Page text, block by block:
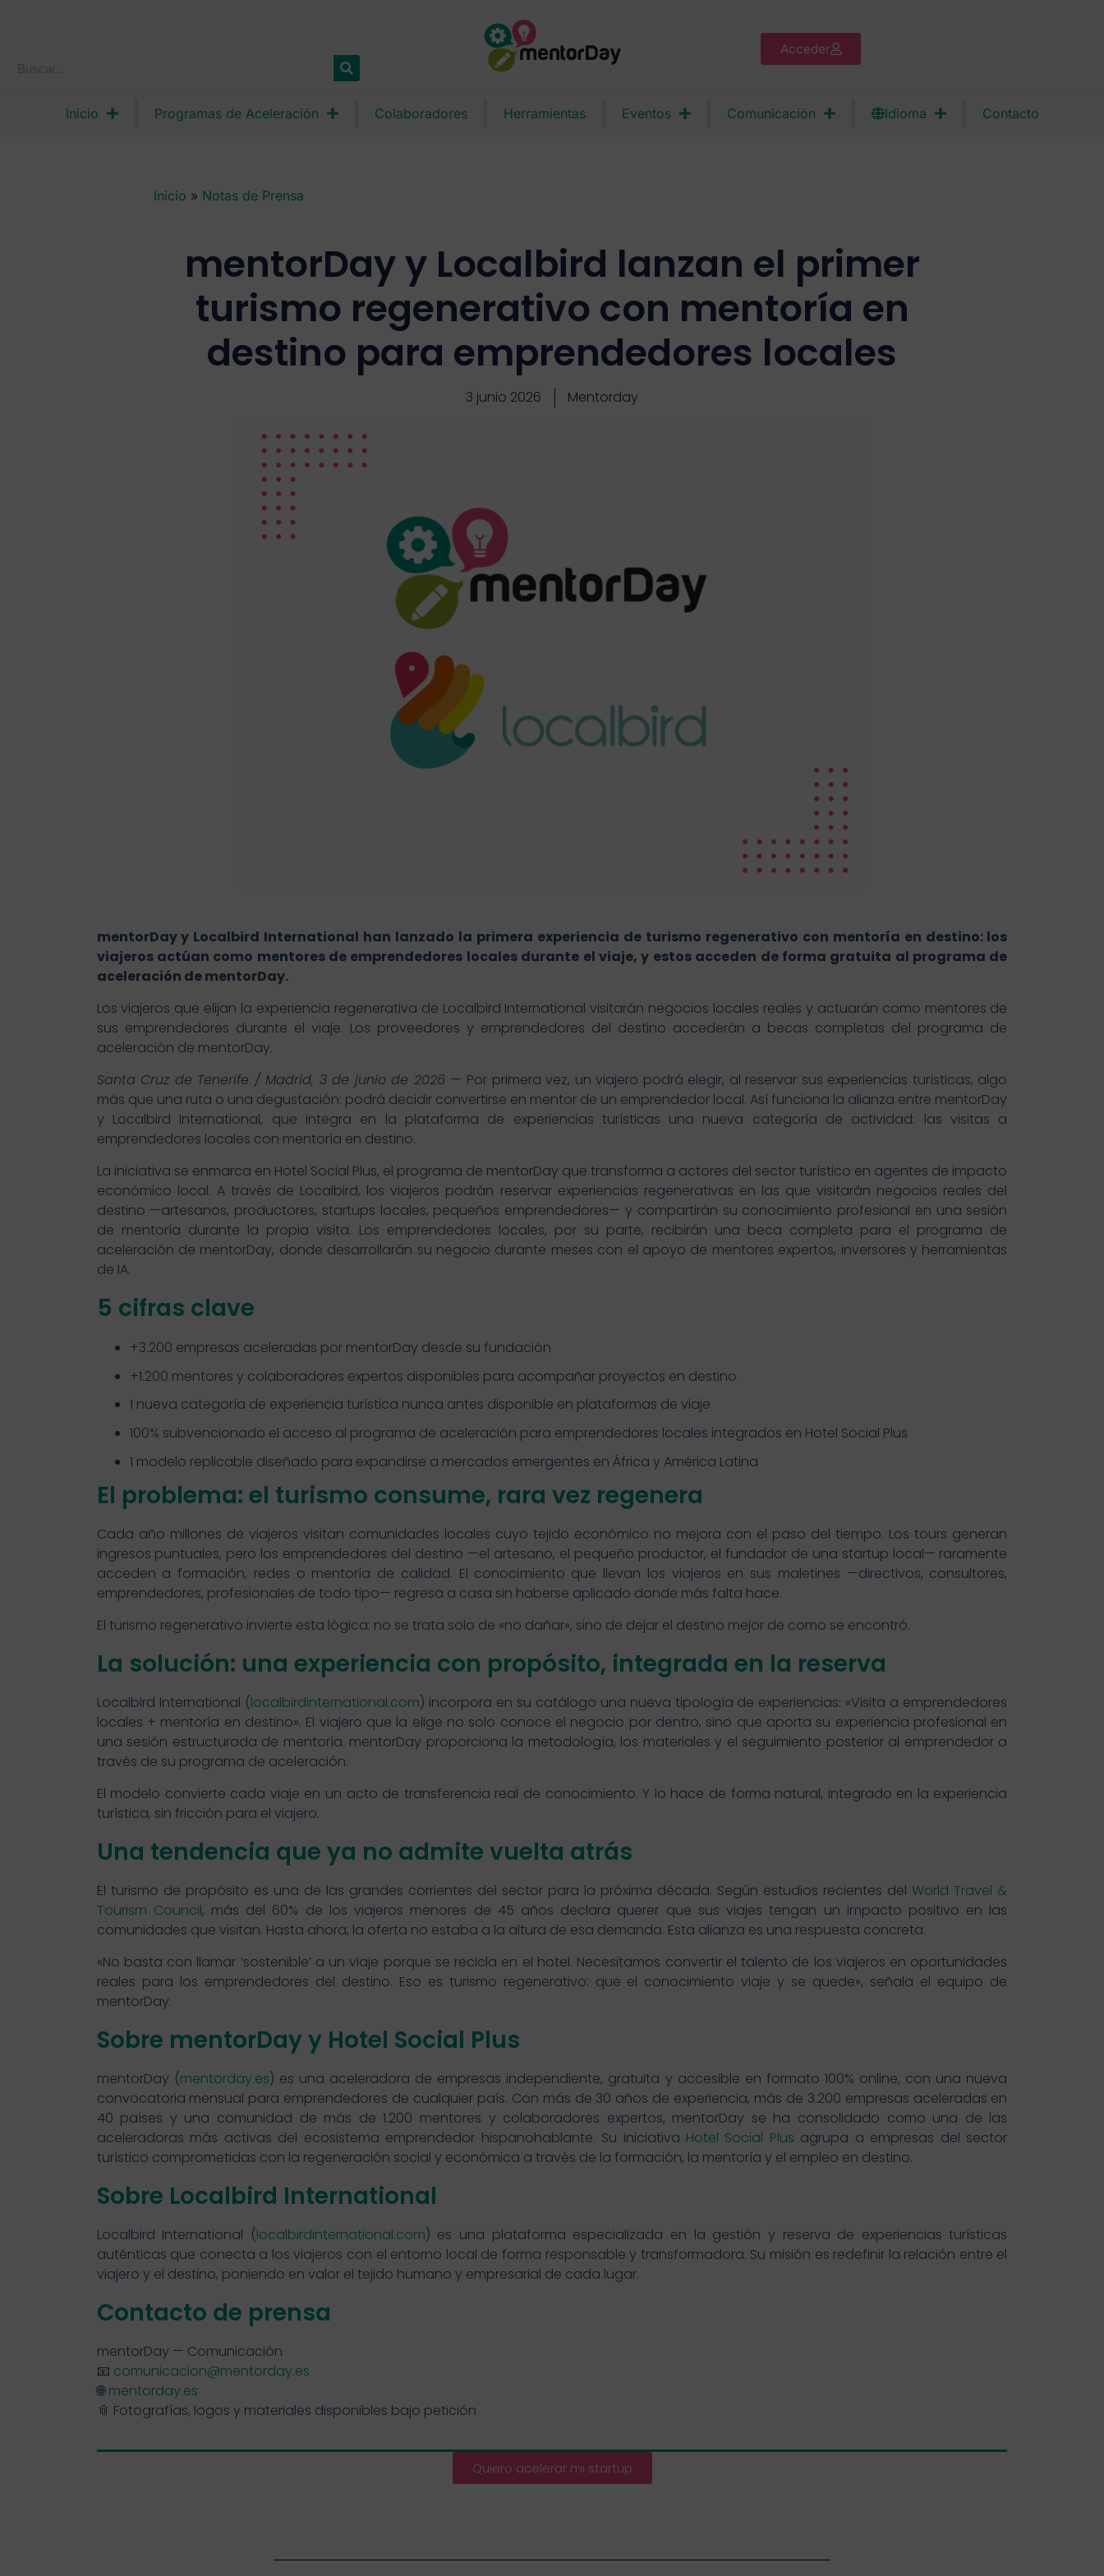
Acceder
Inicio Programas de Aceleración Colaboradores Herramientas Eventos Comunicación Idioma Contacto
Inicio » Notas de Prensa
mentorDay y Localbird lanzan el primer
turismo regenerativo con mentoría en
destino para emprendedores locales
3 junio 2026 Mentorday
mentorDay y Localbird International han lanzado la primera experiencia de turismo regenerativo con mentoría en destino: los
viajeros actúan como mentores de emprendedores locales durante el viaje, y estos acceden de forma gratuita al programa de
aceleración de mentorDay.
Los viajeros que elijan la experiencia regenerativa de Localbird International visitarán negocios locales reales y actuarán como mentores de
sus emprendedores durante el viaje. Los proveedores y emprendedores del destino accederán a becas completas del programa de
aceleración de mentorDay.
Santa Cruz de Tenerife / Madrid, 3 de junio de 2026 — Por primera vez, un viajero podrá elegir, al reservar sus experiencias turísticas, algo
más que una ruta o una degustación: podrá decidir convertirse en mentor de un emprendedor local. Así funciona la alianza entre mentorDay
y Localbird International, que integra en la plataforma de experiencias turísticas una nueva categoría de actividad: las visitas a
emprendedores locales con mentoría en destino.
La iniciativa se enmarca en Hotel Social Plus, el programa de mentorDay que transforma a actores del sector turístico en agentes de impacto
económico local. A través de Localbird, los viajeros podrán reservar experiencias regenerativas en las que visitarán negocios reales del
destino —artesanos, productores, startups locales, pequeños emprendedores— y compartirán su conocimiento profesional en una sesión
de mentoría durante la propia visita. Los emprendedores locales, por su parte, recibirán una beca completa para el programa de
aceleración de mentorDay, donde desarrollarán su negocio durante meses con el apoyo de mentores expertos, inversores y herramientas
de IA.
5 cifras clave
+3.200 empresas aceleradas por mentorDay desde su fundación
+1.200 mentores y colaboradores expertos disponibles para acompañar proyectos en destino
1 nueva categoría de experiencia turística nunca antes disponible en plataformas de viaje
100% subvencionado el acceso al programa de aceleración para emprendedores locales integrados en Hotel Social Plus
1 modelo replicable diseñado para expandirse a mercados emergentes en África y América Latina
El problema: el turismo consume, rara vez regenera
Cada año millones de viajeros visitan comunidades locales cuyo tejido económico no mejora con el paso del tiempo. Los tours generan
ingresos puntuales, pero los emprendedores del destino —el artesano, el pequeño productor, el fundador de una startup local— raramente
acceden a formación, redes o mentoría de calidad. El conocimiento que llevan los viajeros en sus maletines —directivos, consultores,
emprendedores, profesionales de todo tipo— regresa a casa sin haberse aplicado donde más falta hace.
El turismo regenerativo invierte esta lógica: no se trata solo de «no dañar», sino de dejar el destino mejor de como se encontró.
La solución: una experiencia con propósito, integrada en la reserva
Localbird International (localbirdinternational.com) incorpora en su catálogo una nueva tipología de experiencias: «Visita a emprendedores
locales + mentoría en destino». El viajero que la elige no solo conoce el negocio por dentro, sino que aporta su experiencia profesional en
una sesión estructurada de mentoría. mentorDay proporciona la metodología, los materiales y el seguimiento posterior al emprendedor a
través de su programa de aceleración.
El modelo convierte cada viaje en un acto de transferencia real de conocimiento. Y lo hace de forma natural, integrado en la experiencia
turística, sin fricción para el viajero.
Una tendencia que ya no admite vuelta atrás
El turismo de propósito es una de las grandes corrientes del sector para la próxima década. Según estudios recientes delWorld Travel &
Tourism Council, más del 60% de los viajeros menores de 45 años declara querer que sus viajes tengan un impacto positivo en las
comunidades que visitan. Hasta ahora, la oferta no estaba a la altura de esa demanda. Esta alianza es una respuesta concreta.
«No basta con llamar ‘sostenible’ a un viaje porque se recicla en el hotel. Necesitamos convertir el talento de los viajeros en oportunidades
reales para los emprendedores del destino. Eso es turismo regenerativo: que el conocimiento viaje y se quede», señala el equipo de
mentorDay.
Sobre mentorDay y Hotel Social Plus
mentorDay (mentorday.es) es una aceleradora de empresas independiente, gratuita y accesible en formato 100% online, con una nueva
convocatoria mensual para emprendedores de cualquier país. Con más de 30 años de experiencia, más de 3.200 empresas aceleradas en
40 países y una comunidad de más de 1.200 mentores y colaboradores expertos, mentorDay se ha consolidado como una de las
aceleradoras más activas del ecosistema emprendedor hispanohablante. Su iniciativa Hotel Social Plus agrupa a empresas del sector
turístico comprometidas con la regeneración social y económica a través de la formación, la mentoría y el empleo en destino.
Sobre Localbird International
Localbird International (localbirdinternational.com) es una plataforma especializada en la gestión y reserva de experiencias turísticas
auténticas que conecta a los viajeros con el entorno local de forma responsable y transformadora. Su misión es redefinir la relación entre el
viajero y el destino, poniendo en valor el tejido humano y empresarial de cada lugar.
Contacto de prensa
mentorDay — Comunicación
📧 comunicacion@mentorday.es
🌐mentorday.es
📎 Fotografías, logos y materiales disponibles bajo petición
Quiero acelerar mi startup